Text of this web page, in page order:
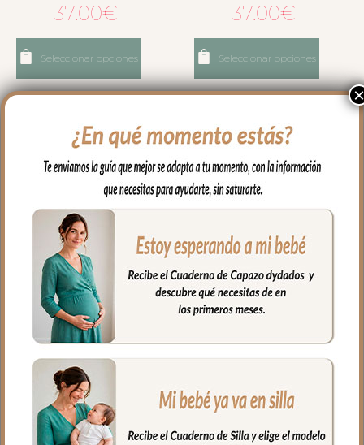
37.00€
Seleccionar opciones
37.00€
Seleccionar opciones
782 Colchonetas de
Capazo Piqué Roma
Maquillaje
37.00€
Seleccionar opciones
783 Colchonetas de
Capazo Piqué Roma
37.00€
Seleccionar opciones
×